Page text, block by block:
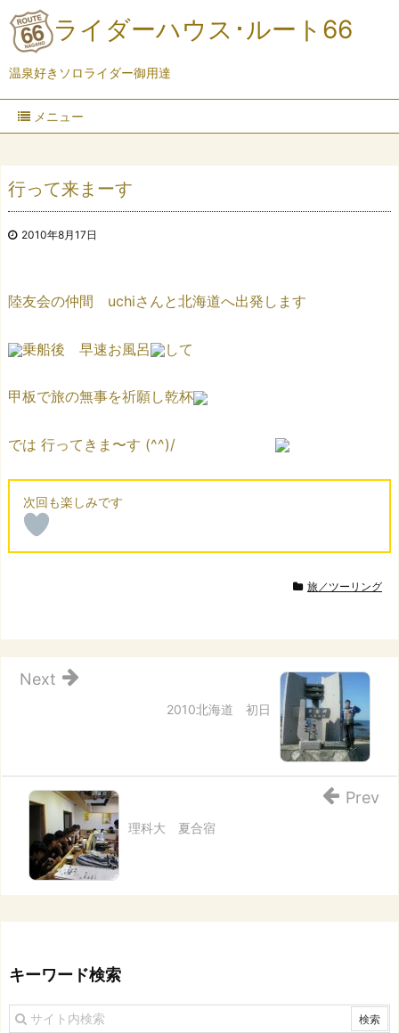
ライダーハウス･ルート66
温泉好きソロライダー御用達
メニュー
行って来まーす
2010年8月17日
陸友会の仲間 uchiさんと北海道へ出発します
乗船後 早速お風呂 して
甲板で旅の無事を祈願し乾杯
では 行ってきま〜す (^^)/
旅／ツーリング
2010北海道 初日
Next
理科大 夏合宿
Prev
キーワード検索